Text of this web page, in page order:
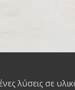
λύσεις σε